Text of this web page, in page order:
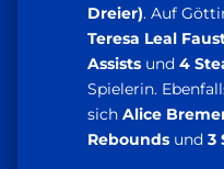
Dreier). Auf
Teresa Leal
Assists und 4
Spielerin.
sich Alice
Rebounds und 3